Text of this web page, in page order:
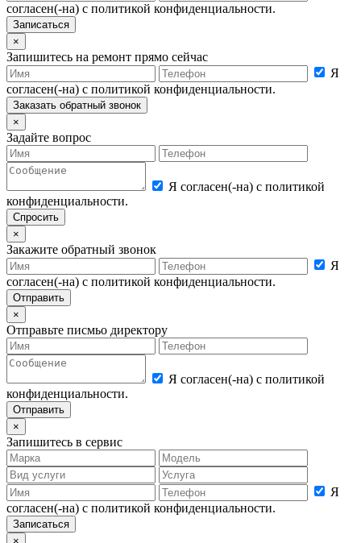
согласен(-на) с политикой конфиденциальности.
×
Запишитесь на ремонт прямо сейчас
Я
согласен(-на) с политикой конфиденциальности.
×
Задайте вопрос
Я согласен(-на) с политикой
конфиденциальности.
×
Закажите обратный звонок
Я
согласен(-на) с политикой конфиденциальности.
×
Отправьте писмьо директору
Я согласен(-на) с политикой
конфиденциальности.
×
Запишитесь в сервис
Я
согласен(-на) с политикой конфиденциальности.